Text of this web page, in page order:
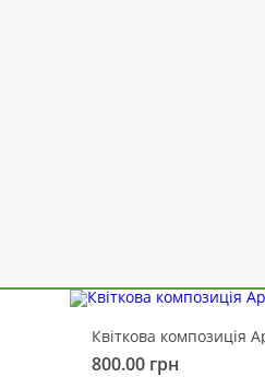
Квіткова композиція
800.00 грн